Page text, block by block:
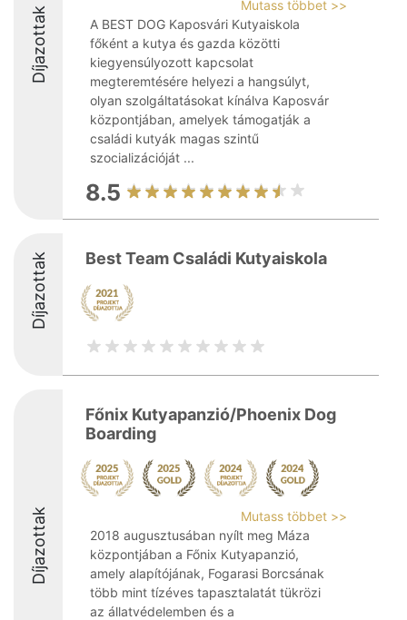
Díjazottak
Mutass többet >>
A BEST DOG Kaposvári Kutyaiskola
főként a kutya és gazda közötti
kiegyensúlyozott kapcsolat
megteremtésére helyezi a hangsúlyt,
olyan szolgáltatásokat kínálva Kaposvár
központjában, amelyek támogatják a
családi kutyák magas szintű
szocializációját ...
8.5
Díjazottak Best Team Családi Kutyaiskola
Díjazottak
Főnix Kutyapanzió/Phoenix Dog
Boarding
Mutass többet >>
2018 augusztusában nyílt meg Máza
központjában a Főnix Kutyapanzió,
amely alapítójának, Fogarasi Borcsának
több mint tízéves tapasztalatát tükrözi
az állatvédelemben és a